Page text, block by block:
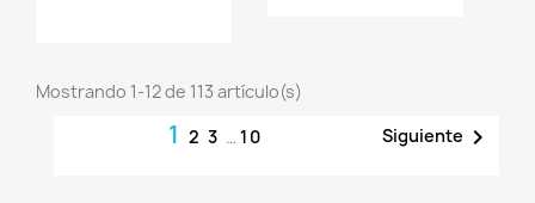
panierMostrando 1-12 de 113 artículo(s)
1 2 3 … 10 Siguiente 